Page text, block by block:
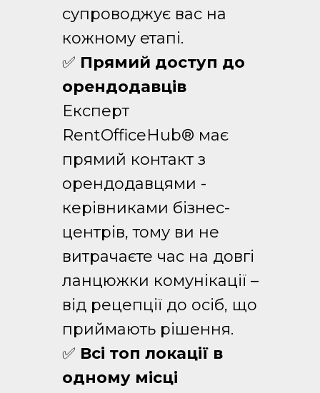
супроводжує вас на
кожному етапі.
✅ Прямий доступ до
орендодавців
Експерт
RentOfficeHub® має
прямий контакт з
орендодавцями -
керівниками бізнес-
центрів, тому ви не
витрачаєте час на довгі
ланцюжки комунікації –
від рецепції до осіб, що
приймають рішення.
✅ Всі топ локації в
одному місці